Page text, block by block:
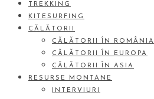
TREKKING
KITESURFING
CĂLĂTORII
CĂLĂTORII ÎN ROMÂNIA
CĂLĂTORII ÎN EUROPA
CĂLĂTORII ÎN ASIA
RESURSE MONTANE
INTERVIURI